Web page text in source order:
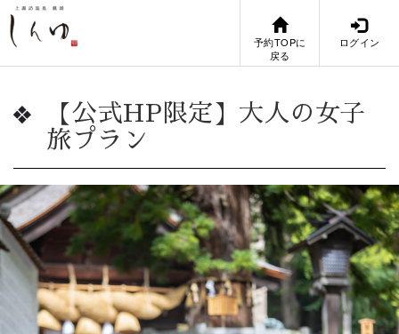
予約TOPに
戻る
ログイン
【公式HP限定】大人の女子
旅プラン